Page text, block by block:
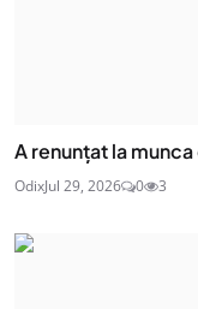
A renunțat la
OdixJul 29, 2026 0 3